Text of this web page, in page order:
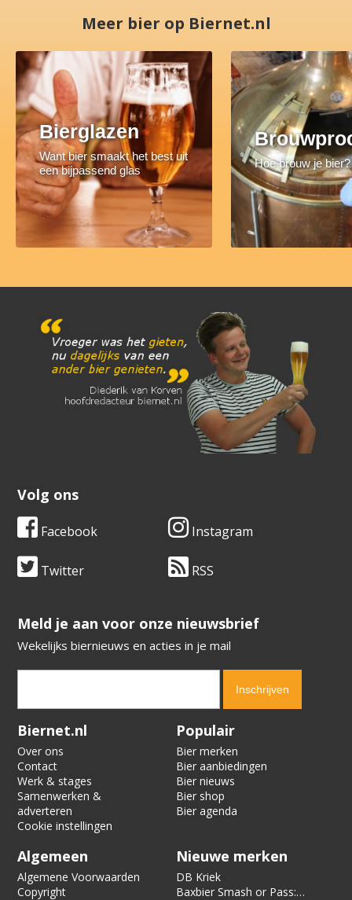
Meer bier op Biernet.nl
Bierglazen
Want bier smaakt het best uit
een bijpassend glas
Hoe brouw je bier?
Volg ons
Facebook Instagram
Twitter RSS
​​​​​​​Meld je aan voor onze nieuwsbrief
Wekelijks biernieuws en acties in je mail
Verification code:
Biernet.nl
Over ons
Contact
Werk & stages
Samenwerken &
adverteren
Cookie instellingen
Populair
Bier merken
Bier aanbiedingen
Bier nieuws
Bier shop
Bier agenda
Algemeen
Algemene Voorwaarden
Copyright
Nieuwe merken
DB Kriek
Baxbier Smash or Pass: